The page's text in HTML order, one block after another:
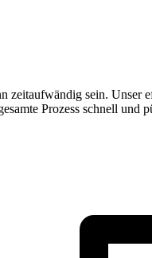
zeitaufwändig sein. Unser
Prozess schnell und